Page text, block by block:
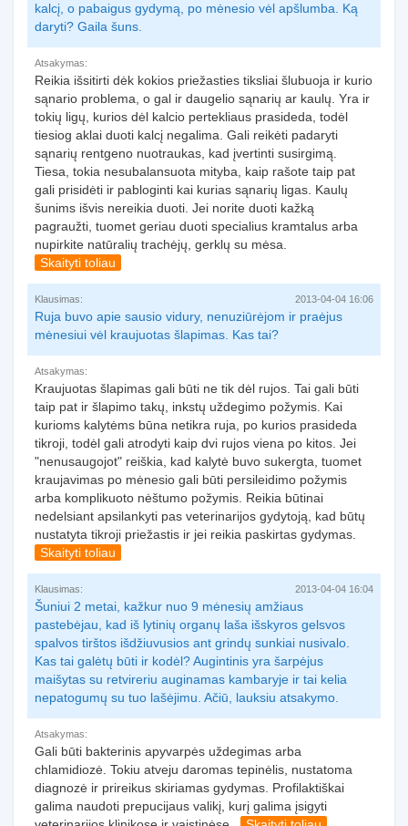
kalcį, o pabaigus gydymą, po mėnesio vėl apšlumba. Ką
daryti? Gaila šuns.
Atsakymas:
Reikia išsitirti dėk kokios priežasties tiksliai šlubuoja ir kurio
sąnario problema, o gal ir daugelio sąnarių ar kaulų. Yra ir
tokių ligų, kurios dėl kalcio pertekliaus prasideda, todėl
tiesiog aklai duoti kalcį negalima. Gali reikėti padaryti
sąnarių rentgeno nuotraukas, kad įvertinti susirgimą.
Tiesa, tokia nesubalansuota mityba, kaip rašote taip pat
gali prisidėti ir pabloginti kai kurias sąnarių ligas. Kaulų
šunims išvis nereikia duoti. Jei norite duoti kažką
pagraužti, tuomet geriau duoti specialius kramtalus arba
nupirkite natūralių trachėjų, gerklų su mėsa.
Skaityti toliau
Klausimas: 2013-04-04 16:06
Ruja buvo apie sausio vidury, nenuziūrėjom ir praėjus
mėnesiui vėl kraujuotas šlapimas. Kas tai?
Atsakymas:
Kraujuotas šlapimas gali būti ne tik dėl rujos. Tai gali būti
taip pat ir šlapimo takų, inkstų uždegimo požymis. Kai
kurioms kalytėms būna netikra ruja, po kurios prasideda
tikroji, todėl gali atrodyti kaip dvi rujos viena po kitos. Jei
"nenusaugojot" reiškia, kad kalytė buvo sukergta, tuomet
kraujavimas po mėnesio gali būti persileidimo požymis
arba komplikuoto nėštumo požymis. Reikia būtinai
nedelsiant apsilankyti pas veterinarijos gydytoją, kad būtų
nustatyta tikroji priežastis ir jei reikia paskirtas gydymas.
Skaityti toliau
Klausimas: 2013-04-04 16:04
Šuniui 2 metai, kažkur nuo 9 mėnesių amžiaus
pastebėjau, kad iš lytinių organų laša išskyros gelsvos
spalvos tirštos išdžiuvusios ant grindų sunkiai nusivalo.
Kas tai galėtų būti ir kodėl? Augintinis yra šarpėjus
maišytas su retvireriu auginamas kambaryje ir tai kelia
nepatogumų su tuo lašėjimu. Ačiū, lauksiu atsakymo.
Atsakymas:
Gali būti bakterinis apyvarpės uždegimas arba
chlamidiozė. Tokiu atveju daromas tepinėlis, nustatoma
diagnozė ir prireikus skiriamas gydymas. Profilaktiškai
galima naudoti prepucijaus valikį, kurį galima įsigyti